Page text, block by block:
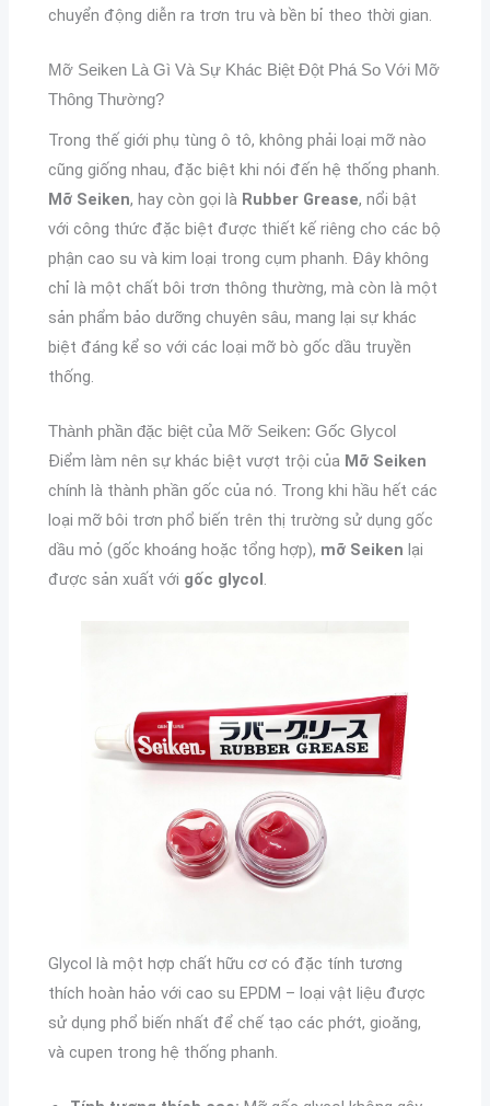
chuyển động diễn ra trơn tru và bền bỉ theo thời gian.
Mỡ Seiken Là Gì Và Sự Khác Biệt Đột Phá So Với Mỡ
Thông Thường?
Trong thế giới phụ tùng ô tô, không phải loại mỡ nào
cũng giống nhau, đặc biệt khi nói đến hệ thống phanh.
Mỡ Seiken, hay còn gọi là Rubber Grease, nổi bật
với công thức đặc biệt được thiết kế riêng cho các bộ
phận cao su và kim loại trong cụm phanh. Đây không
chỉ là một chất bôi trơn thông thường, mà còn là một
sản phẩm bảo dưỡng chuyên sâu, mang lại sự khác
biệt đáng kể so với các loại mỡ bò gốc dầu truyền
thống.
Thành phần đặc biệt của Mỡ Seiken: Gốc Glycol
Điểm làm nên sự khác biệt vượt trội của Mỡ Seiken
chính là thành phần gốc của nó. Trong khi hầu hết các
loại mỡ bôi trơn phổ biến trên thị trường sử dụng gốc
dầu mỏ (gốc khoáng hoặc tổng hợp), mỡ Seiken lại
được sản xuất với gốc glycol .
Glycol là một hợp chất hữu cơ có đặc tính tương
thích hoàn hảo với cao su EPDM – loại vật liệu được
sử dụng phổ biến nhất để chế tạo các phớt, gioăng,
và cupen trong hệ thống phanh.